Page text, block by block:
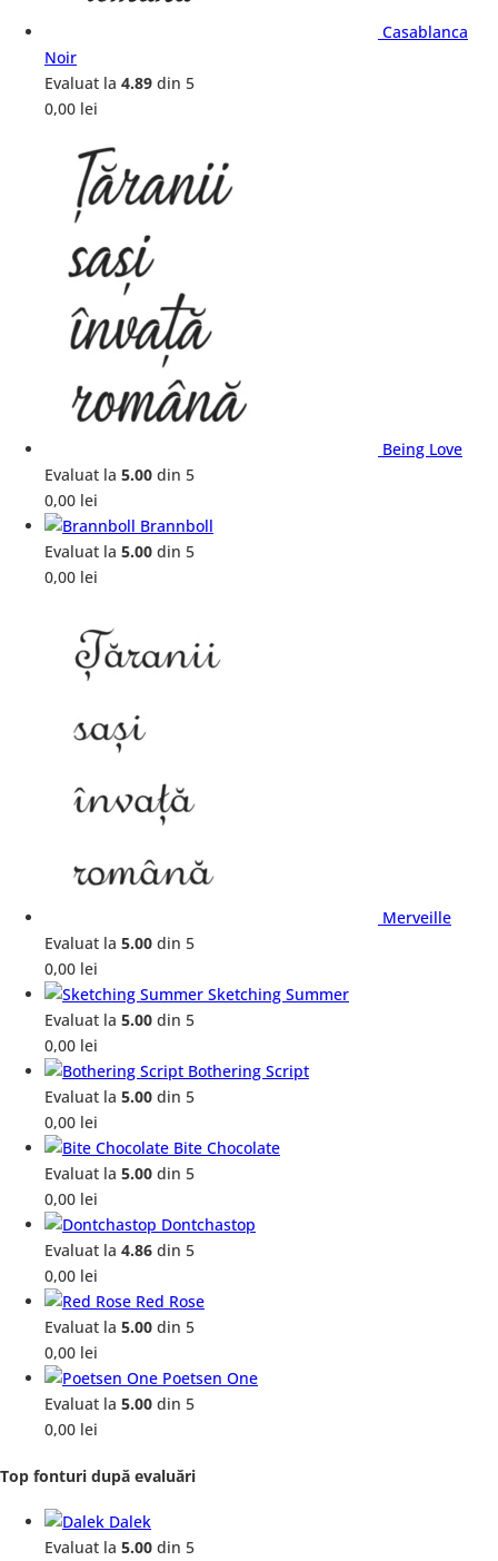
Casablanca
Noir
Evaluat la 4.89 din 5
0,00 lei
Being Love
Evaluat la 5.00 din 5
0,00 lei
Brannboll
Evaluat la 5.00 din 5
0,00 lei
Merveille
Evaluat la 5.00 din 5
0,00 lei
Sketching Summer
Evaluat la 5.00 din 5
0,00 lei
Bothering Script
Evaluat la 5.00 din 5
0,00 lei
Bite Chocolate
Evaluat la 5.00 din 5
0,00 lei
Dontchastop
Evaluat la 4.86 din 5
0,00 lei
Red Rose
Evaluat la 5.00 din 5
0,00 lei
Poetsen One
Evaluat la 5.00 din 5
0,00 lei
Top fonturi după evaluări
Dalek
Evaluat la 5.00 din 5